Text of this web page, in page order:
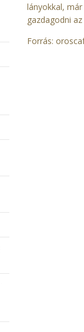
lányokkal,
gazdagodni
Forrás: